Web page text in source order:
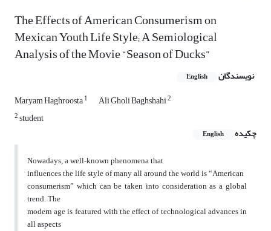
The Effects of American Consumerism on
Mexican Youth Life Style; A Semiological
Analysis of the Movie “Season of Ducks”
نویسندگان English
Maryam Haghroosta1 Ali Gholi Baghshahi2
2student
چکیده
English
Nowadays, a well-known phenomena that
influences the life style of many all around the world is “American
consumerism” which can be taken into consideration as a global
trend. The
modern age is featured with the effect of technological advances in
all aspects